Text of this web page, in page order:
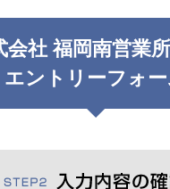
会社 福岡南営業
エントリーフォ